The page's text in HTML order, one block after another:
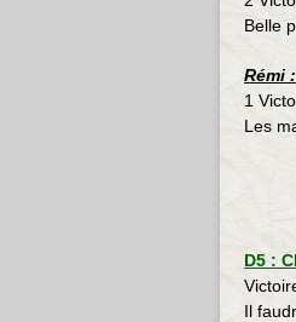
Belle
Rémi :
1
Les
D5 :
Il